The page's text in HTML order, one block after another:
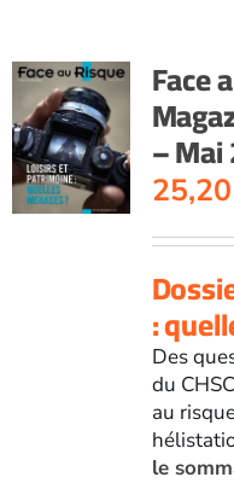
Face
–
25,20
:
Des
du
au
le